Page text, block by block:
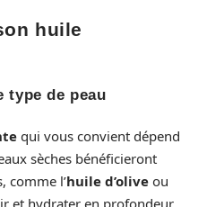
huile
type de peau
qui vous convient dépend
sèches bénéficieront
comme l’huile d’olive ou
et hydrater en profondeur.